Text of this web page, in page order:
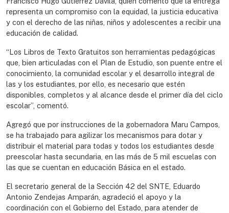
representa un compromiso con la equidad, la justicia educativa
y con el derecho de las niñas, niños y adolescentes a recibir una
educación de calidad.
“Los Libros de Texto Gratuitos son herramientas pedagógicas
que, bien articuladas con el Plan de Estudio, son puente entre el
conocimiento, la comunidad escolar y el desarrollo integral de
las y los estudiantes, por ello, es necesario que estén
disponibles, completos y al alcance desde el primer día del ciclo
escolar”, comentó.
Agregó que por instrucciones de la gobernadora Maru Campos,
se ha trabajado para agilizar los mecanismos para dotar y
distribuir el material para todas y todos los estudiantes desde
preescolar hasta secundaria, en las más de 5 mil escuelas con
las que se cuentan en educación Básica en el estado.
El secretario general de la Sección 42 del SNTE, Eduardo
Antonio Zendejas Amparán, agradeció el apoyo y la
coordinación con el Gobierno del Estado, para atender de